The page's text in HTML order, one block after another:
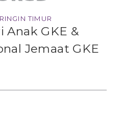
TIMUR
Anak GKE &
Jemaat GKE